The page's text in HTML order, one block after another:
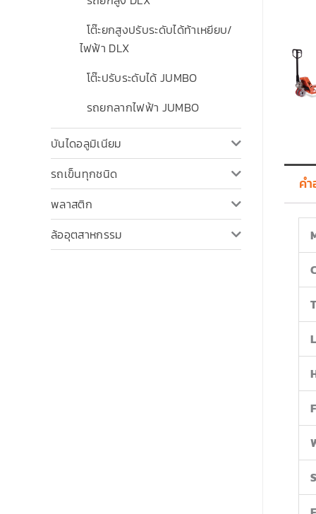
โต๊ะยกสูงปรับระดับได้ท้าเหยียบ/
ไฟฟ้า DLX
โต๊ะปรับระดับได้ JUMBO
รถยกลากไฟฟ้า JUMBO
บันไดอลูมิเนียม
รถเข็นทุกชนิด
พลาสติก
ล้ออุตสาหกรรม
ค